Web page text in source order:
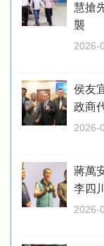
慧搶
襲
2026-
侯友
政商
2026-
蔣萬
李四
2026-